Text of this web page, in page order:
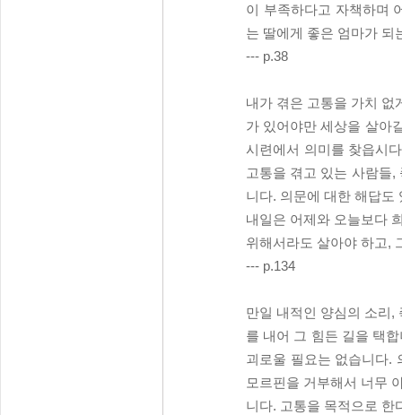
이 부족하다고 자책하며
는 딸에게 좋은 엄마가 되
--- p.38
내가 겪은 고통을 가치 없
가 있어야만 세상을 살아
시련에서 의미를 찾읍시
고통을 겪고 있는 사람들
니다. 의문에 대한 해답도
내일은 어제와 오늘보다
위해서라도 살아야 하고,
--- p.134
만일 내적인 양심의 소리,
를 내어 그 힘든 길을 택
괴로울 필요는 없습니다.
모르핀을 거부해서 너무
니다. 고통을 목적으로 한